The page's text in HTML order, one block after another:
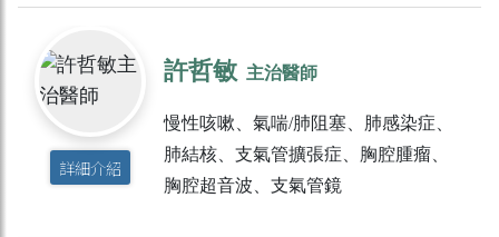
詳細介紹
許哲敏 主治醫師
慢性咳嗽、氣喘/肺阻塞、肺感染症、
肺結核、支氣管擴張症、胸腔腫瘤、
胸腔超音波、支氣管鏡